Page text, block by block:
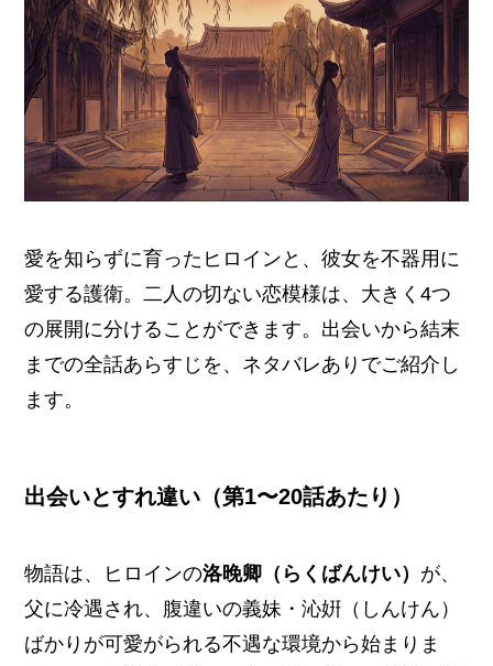
愛を知らずに育ったヒロインと、彼女を不器用に
愛する護衛。二人の切ない恋模様は、大きく4つ
の展開に分けることができます。出会いから結末
までの全話あらすじを、ネタバレありでご紹介し
ます。
出会いとすれ違い（第1〜20話あたり）
物語は、ヒロインの洛晚卿（らくばんけい） が、
父に冷遇され、腹違いの義妹・沁姸（しんけん）
ばかりが可愛がられる不遇な環境から始まりま